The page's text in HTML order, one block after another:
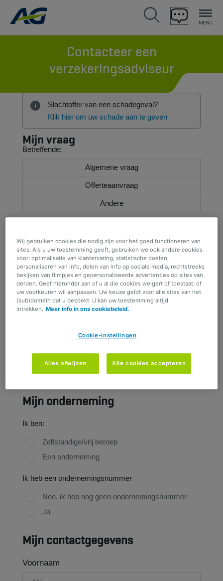
Contacteer een
verzekeringsadviseur
Slachtoffer van een schadegeval?
Klik hier om uw schade aan te geven
Mijn vraag
Betreffende:
Algemene vraag
Offerteaanvraag
Andere
Financiële bescherming
Verzeker de continuïteit van uw bedrijf na schade
met de verzekering Financiële bescherming.
Overblijvende teken(s) : 500
Mijn onderneming
Ik ben:
Zelfstandige/vrij beroep
Een onderneming
Ik heb een ondernemingsnummer
Nee, ik heb nog geen ondernemingsnummer
Ja
Mijn contactgegevens
Voornaam
Wij gebruiken cookies die nodig zijn voor het goed functioneren van
sites. Als u uw toestemming geeft, gebruiken we ook andere cookies
voor: optimalisatie van klantervaring, statistische doelen,
personaliseren van info, delen van info op sociale media, rechtstreeks
bekijken van filmpjes en gepersonaliseerde advertenties op sites van
derden. Geef hieronder aan of u al die cookies weigert of toestaat, of
uw voorkeuren wil aanpassen. Uw keuze geldt voor alle sites van het
(sub)domein dat u bezoekt. U kan uw toestemming altijd
intrekken. Meer info in ons cookiebeleid.
Cookie-instellingen
Alles afwijzen Alle cookies accepteren